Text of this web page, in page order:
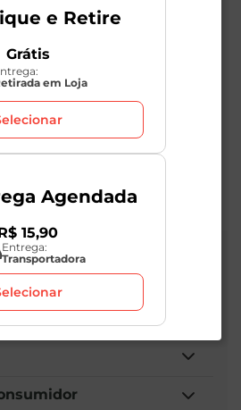
e Retire
Grátis
em Loja
Agendada
15,90
Entrega:
Transportadora